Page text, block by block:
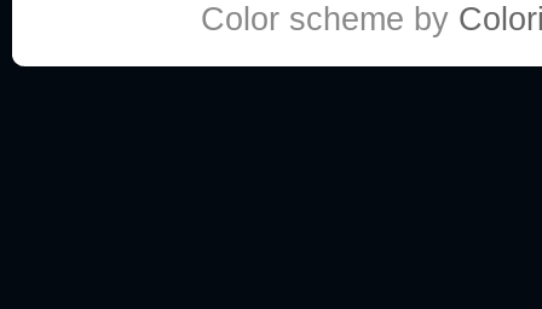
Salut tout le monde ! Je me fais un petit après
Color scheme by